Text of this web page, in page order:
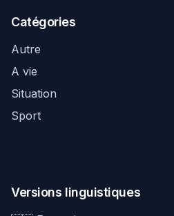
Catégories
Autre
A vie
Situation
Sport
Versions linguistiques